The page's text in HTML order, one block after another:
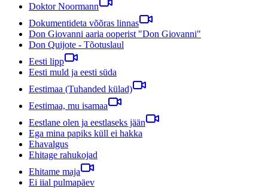
Doktor Noormann
Dokumentideta võõras linnas
Don Giovanni aaria ooperist "Don Giovanni"
Don Quijote - Tõotuslaul
Eesti lipp
Eesti muld ja eesti süda
Eestimaa (Tuhanded külad)
Eestimaa, mu isamaa
Eestlane olen ja eestlaseks jään
Ega mina papiks küll ei hakka
Ehavalgus
Ehitage rahukojad
Ehitame maja
Ei iial pulmapäev